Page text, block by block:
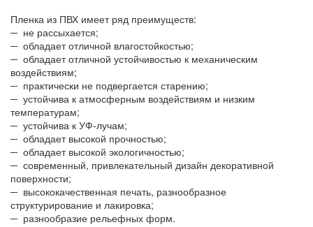
Пленка из ПВХ имеет ряд преимуществ:
─ не рассыхается;
─ обладает отличной влагостойкостью;
─ обладает отличной устойчивостью к механическим
воздействиям;
─ практически не подвергается старению;
─ устойчива к атмосферным воздействиям и низким
температурам;
─ устойчива к УФ-лучам;
─ обладает высокой прочностью;
─ обладает высокой экологичностью;
─ современный, привлекательный дизайн декоративной
поверхности;
─ высококачественная печать, разнообразное
структурирование и лакировка;
─ разнообразие рельефных форм.